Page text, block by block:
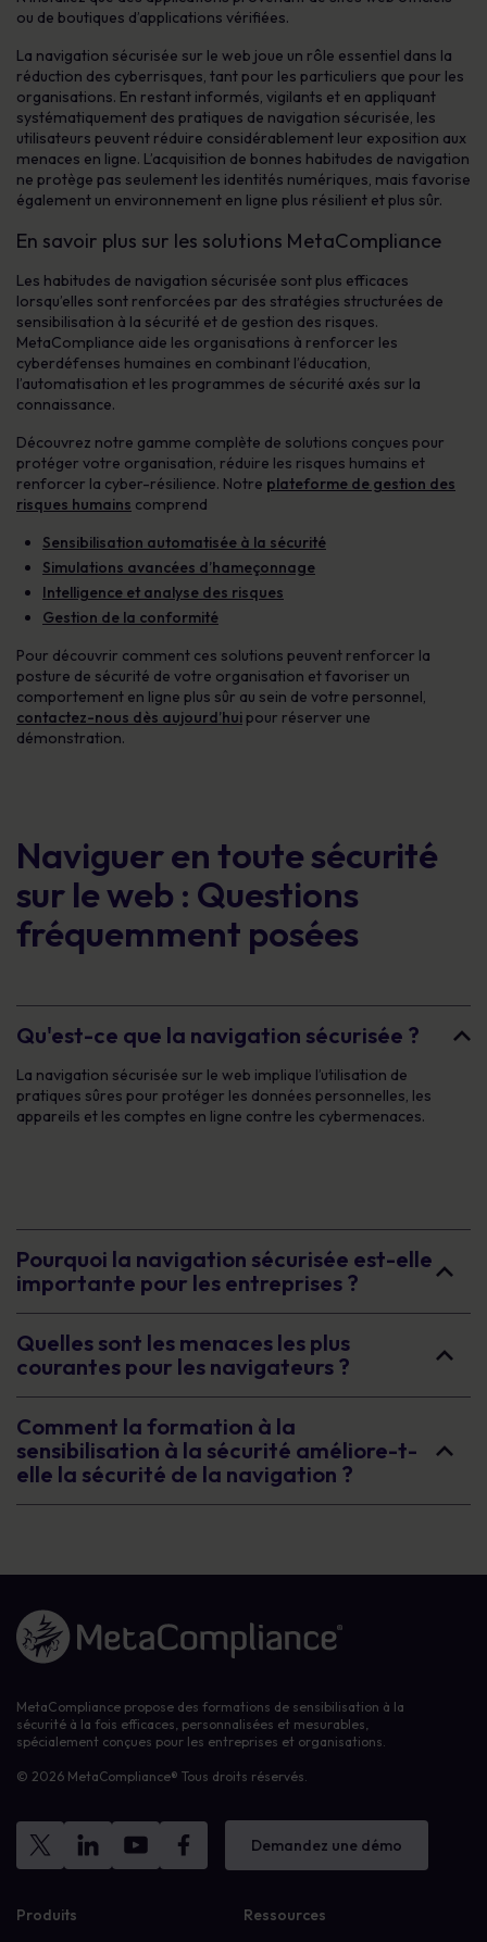
ou de boutiques d’applications vérifiées.
La navigation sécurisée sur le web joue un rôle essentiel dans la
réduction des cyberrisques, tant pour les particuliers que pour les
organisations. En restant informés, vigilants et en appliquant
systématiquement des pratiques de navigation sécurisée, les
utilisateurs peuvent réduire considérablement leur exposition aux
menaces en ligne. L’acquisition de bonnes habitudes de navigation
ne protège pas seulement les identités numériques, mais favorise
également un environnement en ligne plus résilient et plus sûr.
En savoir plus sur les solutions MetaCompliance
Les habitudes de navigation sécurisée sont plus efficaces
lorsqu’elles sont renforcées par des stratégies structurées de
sensibilisation à la sécurité et de gestion des risques.
MetaCompliance aide les organisations à renforcer les
cyberdéfenses humaines en combinant l’éducation,
l’automatisation et les programmes de sécurité axés sur la
connaissance.
Découvrez notre gamme complète de solutions conçues pour
protéger votre organisation, réduire les risques humains et
renforcer la cyber-résilience. Notre plateforme de gestion des
risques humains comprend
Sensibilisation automatisée à la sécurité
Simulations avancées d’hameçonnage
Intelligence et analyse des risques
Gestion de la conformité
Pour découvrir comment ces solutions peuvent renforcer la
posture de sécurité de votre organisation et favoriser un
comportement en ligne plus sûr au sein de votre personnel,
contactez-nous dès aujourd’huipour réserver une
démonstration.
Naviguer en toute sécurité
sur le web : Questions
fréquemment posées
Qu'est-ce que la navigation sécurisée ?
La navigation sécurisée sur le web implique l’utilisation de
pratiques sûres pour protéger les données personnelles, les
appareils et les comptes en ligne contre les cybermenaces.
Pourquoi la navigation sécurisée est-elle
importante pour les entreprises ?
Quelles sont les menaces les plus
courantes pour les navigateurs ?
Comment la formation à la
sensibilisation à la sécurité améliore-t-
elle la sécurité de la navigation ?
Lien vers la page d'accueil
MetaCompliance propose des formations de sensibilisation à la
sécurité à la fois efficaces, personnalisées et mesurables,
spécialement conçues pour les entreprises et organisations.
© 2026 MetaCompliance® Tous droits réservés.
Demandez une démo
Produits Ressources